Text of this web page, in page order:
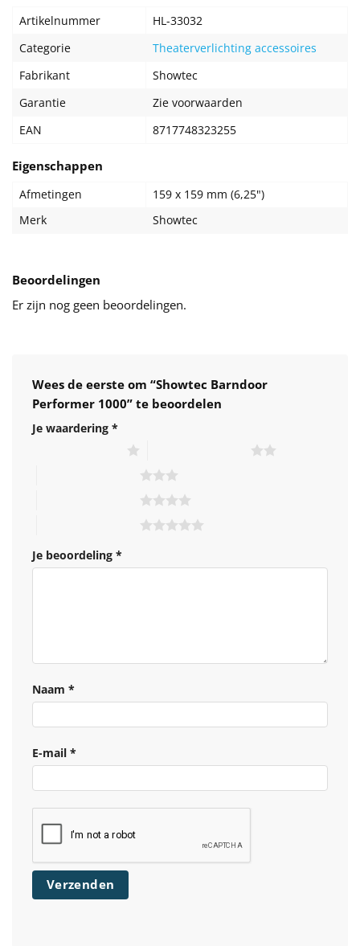
Artikelnummer
HL-33032
Categorie
Theaterverlichting accessoires
Fabrikant
Showtec
Garantie
Zie voorwaarden
EAN
8717748323255
Eigenschappen
Afmetingen
159 x 159 mm (6,25")
Merk
Showtec
Beoordelingen
Er zijn nog geen beoordelingen.
Wees de eerste om “Showtec Barndoor
Performer 1000” te beoordelen
Je waardering *
Je beoordeling *
Naam *
E-mail *